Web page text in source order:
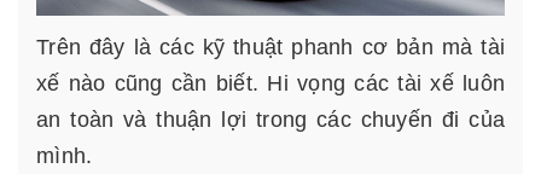
Trên đây là các kỹ thuật phanh cơ bản mà tài
xế nào cũng cần biết. Hi vọng các tài xế luôn
an toàn và thuận lợi trong các chuyến đi của
mình.